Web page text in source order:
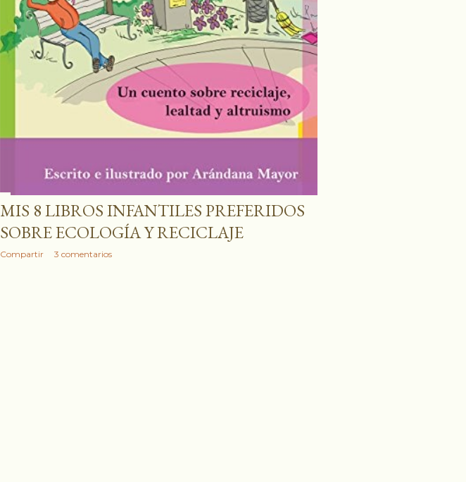
MIS 8 LIBROS INFANTILES PREFERIDOS
SOBRE ECOLOGÍA Y RECICLAJE
Compartir 3 comentarios